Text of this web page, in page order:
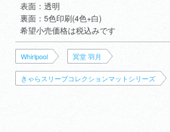
表面：透明
裏面：5色印刷(4色+白)
希望小売価格は税込みです
Whirlpool 冥堂 羽月
きゃらスリーブコレクションマットシリーズ